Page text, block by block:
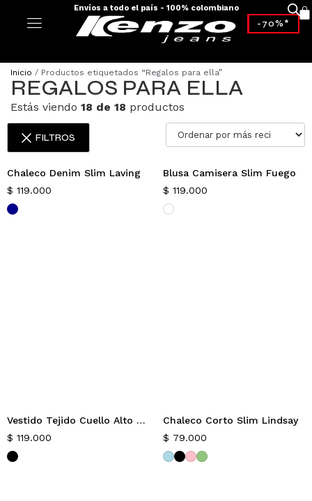
Envíos a todo el país - 100% colombiano
-70%*
Inicio / Productos etiquetados “Regalos para ella”
REGALOS PARA ELLA
Estás viendo 18 de 18 productos
FILTROS
Chaleco Denim Slim Laving
$ 119.000
Blusa Camisera Slim Fuego
$ 119.000
Vestido Tejido Cuello Alto Victory
$ 119.000
Chaleco Corto Slim Lindsay
$ 79.000